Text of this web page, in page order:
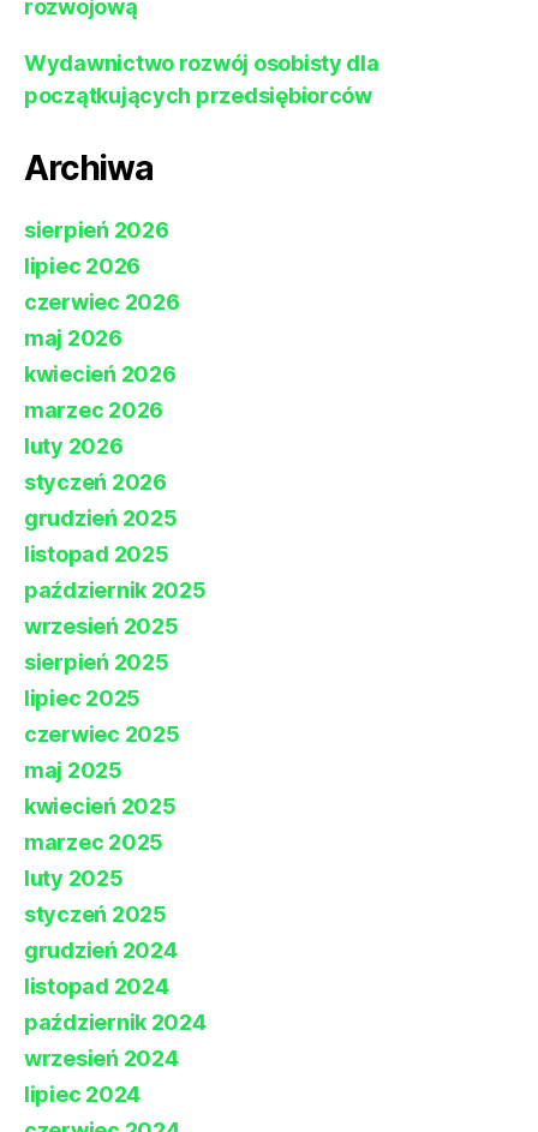
rozwojową
Wydawnictwo rozwój osobisty dla
początkujących przedsiębiorców
Archiwa
sierpień 2026
lipiec 2026
czerwiec 2026
maj 2026
kwiecień 2026
marzec 2026
luty 2026
styczeń 2026
grudzień 2025
listopad 2025
październik 2025
wrzesień 2025
sierpień 2025
lipiec 2025
czerwiec 2025
maj 2025
kwiecień 2025
marzec 2025
luty 2025
styczeń 2025
grudzień 2024
listopad 2024
październik 2024
wrzesień 2024
lipiec 2024